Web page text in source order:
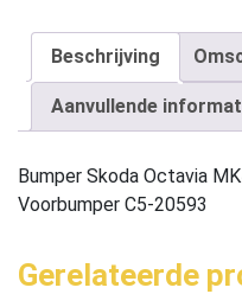
Beschrijving
Aanvullende
Bumper Skoda Octavia
Voorbumper C5-20593
Gerelateerde